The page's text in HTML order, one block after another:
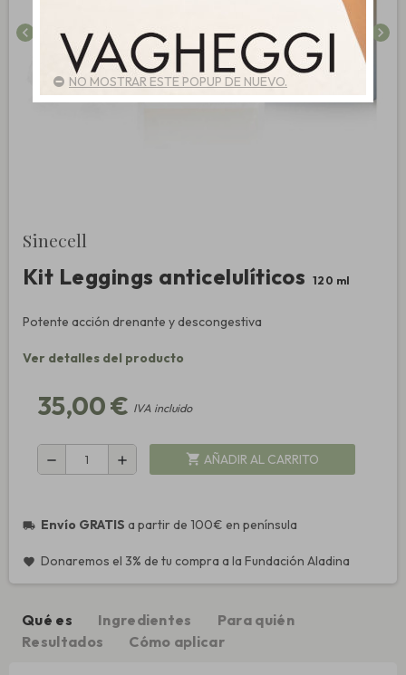
chevron_left chevron_right
Sinecell
Kit Leggings anticelulíticos 120 ml
Potente acción drenante y descongestiva
Ver detalles del producto
35,00 € IVA incluido
remove add shopping_cart AÑADIR AL CARRITO
local_shipping Envío GRATIS a partir de 100€ en península
favorite Donaremos el 3% de tu compra a la Fundación Aladina
Qué es Ingredientes
Para quién
Resultados
Cómo aplicar
NO MOSTRAR ESTE POPUP DE NUEVO.